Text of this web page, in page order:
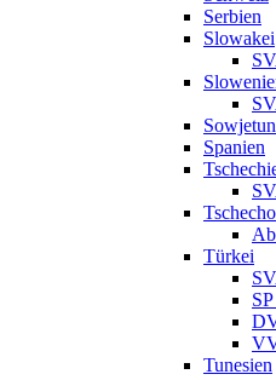
Serbien
Slowakei
Spanien
Türkei
Tunesien